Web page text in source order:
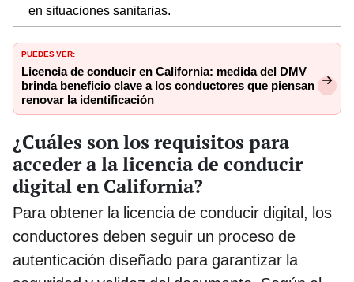
en situaciones sanitarias.
PUEDES VER:
Licencia de conducir en California: medida del DMV
brinda beneficio clave a los conductores que piensan
renovar la identificación
¿Cuáles son los requisitos para
acceder a la licencia de conducir
digital en California?
Para obtener la licencia de conducir digital, los
conductores deben seguir un proceso de
autenticación diseñado para garantizar la